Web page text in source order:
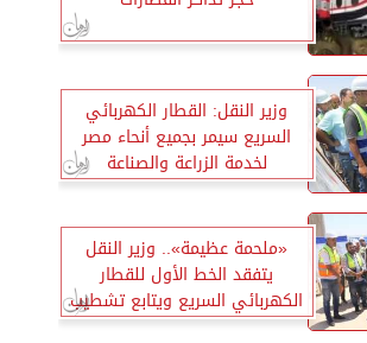
وزير النقل: القطار الكهربائي
السريع سيمر بجميع أنحاء مصر
لخدمة الزراعة والصناعة
«ملحمة عظيمة».. وزير النقل
يتفقد الخط الأول للقطار
الكهربائي السريع ويتابع تشطيب
المحطات